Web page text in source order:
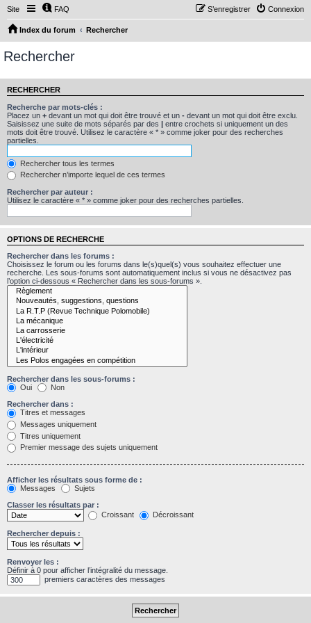
Site FAQ Connexion
S’enregistrer
Index du forum Rechercher
Rechercher
RECHERCHER
Recherche par mots-clés :
Placez un + devant un mot qui doit être trouvé et un - devant un mot qui doit être exclu.
Saisissez une suite de mots séparés par des | entre crochets si uniquement un des
mots doit être trouvé. Utilisez le caractère « * » comme joker pour des recherches
partielles.
Rechercher tous les termes
Rechercher n’importe lequel de ces termes
Rechercher par auteur :
Utilisez le caractère « * » comme joker pour des recherches partielles.
OPTIONS DE RECHERCHE
Rechercher dans les forums :
Choisissez le forum ou les forums dans le(s)quel(s) vous souhaitez effectuer une
recherche. Les sous-forums sont automatiquement inclus si vous ne désactivez pas
l’option ci-dessous « Rechercher dans les sous-forums ».
Rechercher dans les sous-forums :
Oui
Non
Rechercher dans :
Titres et messages
Messages uniquement
Titres uniquement
Premier message des sujets uniquement
Afficher les résultats sous forme de :
Messages
Sujets
Classer les résultats par :
Croissant
Décroissant
Rechercher depuis :
Renvoyer les :
Définir à 0 pour afficher l’intégralité du message.
premiers caractères des messages